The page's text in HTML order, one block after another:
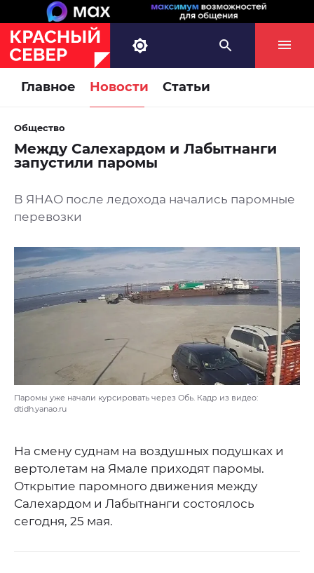
Главное Новости Статьи
Общество
Между Салехардом и Лабытнанги
запустили паромы
В ЯНАО после ледохода начались паромные
перевозки
Паромы уже начали курсировать через Обь. Кадр из видео:
dtidh.yanao.ru
На смену суднам на воздушных подушках и
вертолетам на Ямале приходят паромы.
Открытие паромного движения между
Салехардом и Лабытнанги состоялось
сегодня, 25 мая.